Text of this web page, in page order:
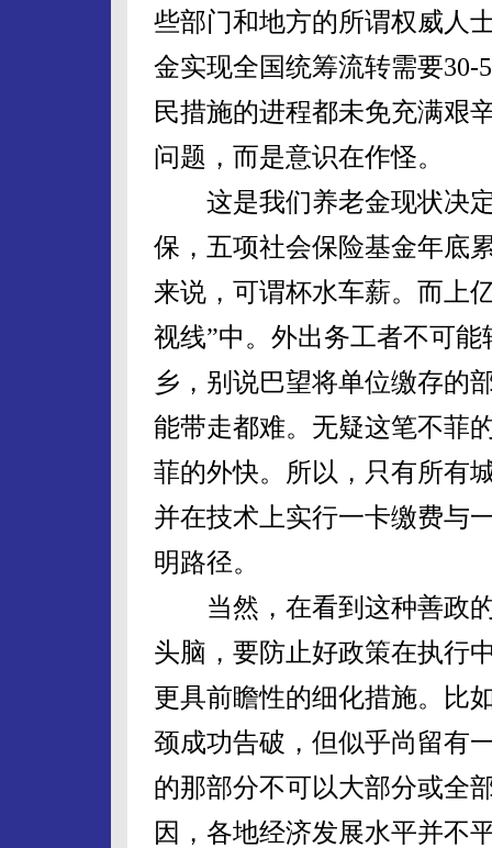
些部门和地方的所谓权威人
金实现全国统筹流转需要
民措施的进程都未免充满艰
问题，而是意识在作怪。
这是我们养老金现状决定
保，五项社会保险基金年底
来说，可谓杯水车薪。而上
视线”中。外出务工者不可
乡，别说巴望将单位缴存的
能带走都难。无疑这笔不菲
菲的外快。所以，只有所有
并在技术上实行一卡缴费与
明路径。
当然，在看到这种善政的
头脑，要防止好政策在执行
更具前瞻性的细化措施。比
颈成功告破，但似乎尚留
的那部分不可以大部分或全
因，各地经济发展水平并不